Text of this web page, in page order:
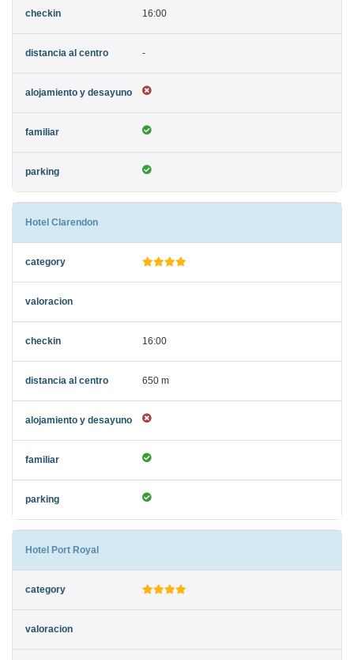
16:00
-
Hotel Clarendon
16:00
650 m
Hotel Port Royal